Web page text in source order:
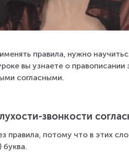
правила, нужно
вы узнаете о правописании
согласными.
звонкости
правила, потому что в этих
буква.